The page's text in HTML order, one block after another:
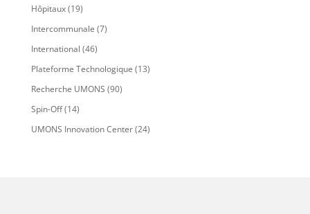
Hôpitaux(19)
Intercommunale (7)
International (46)
Plateforme Technologique (13)
Recherche UMONS (90)
Spin-Off(14)
UMONS Innovation Center(24)